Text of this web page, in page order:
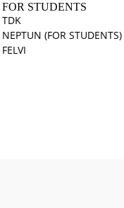
FOR STUDENTS
TDK
NEPTUN (FOR STUDENTS)
FELVI